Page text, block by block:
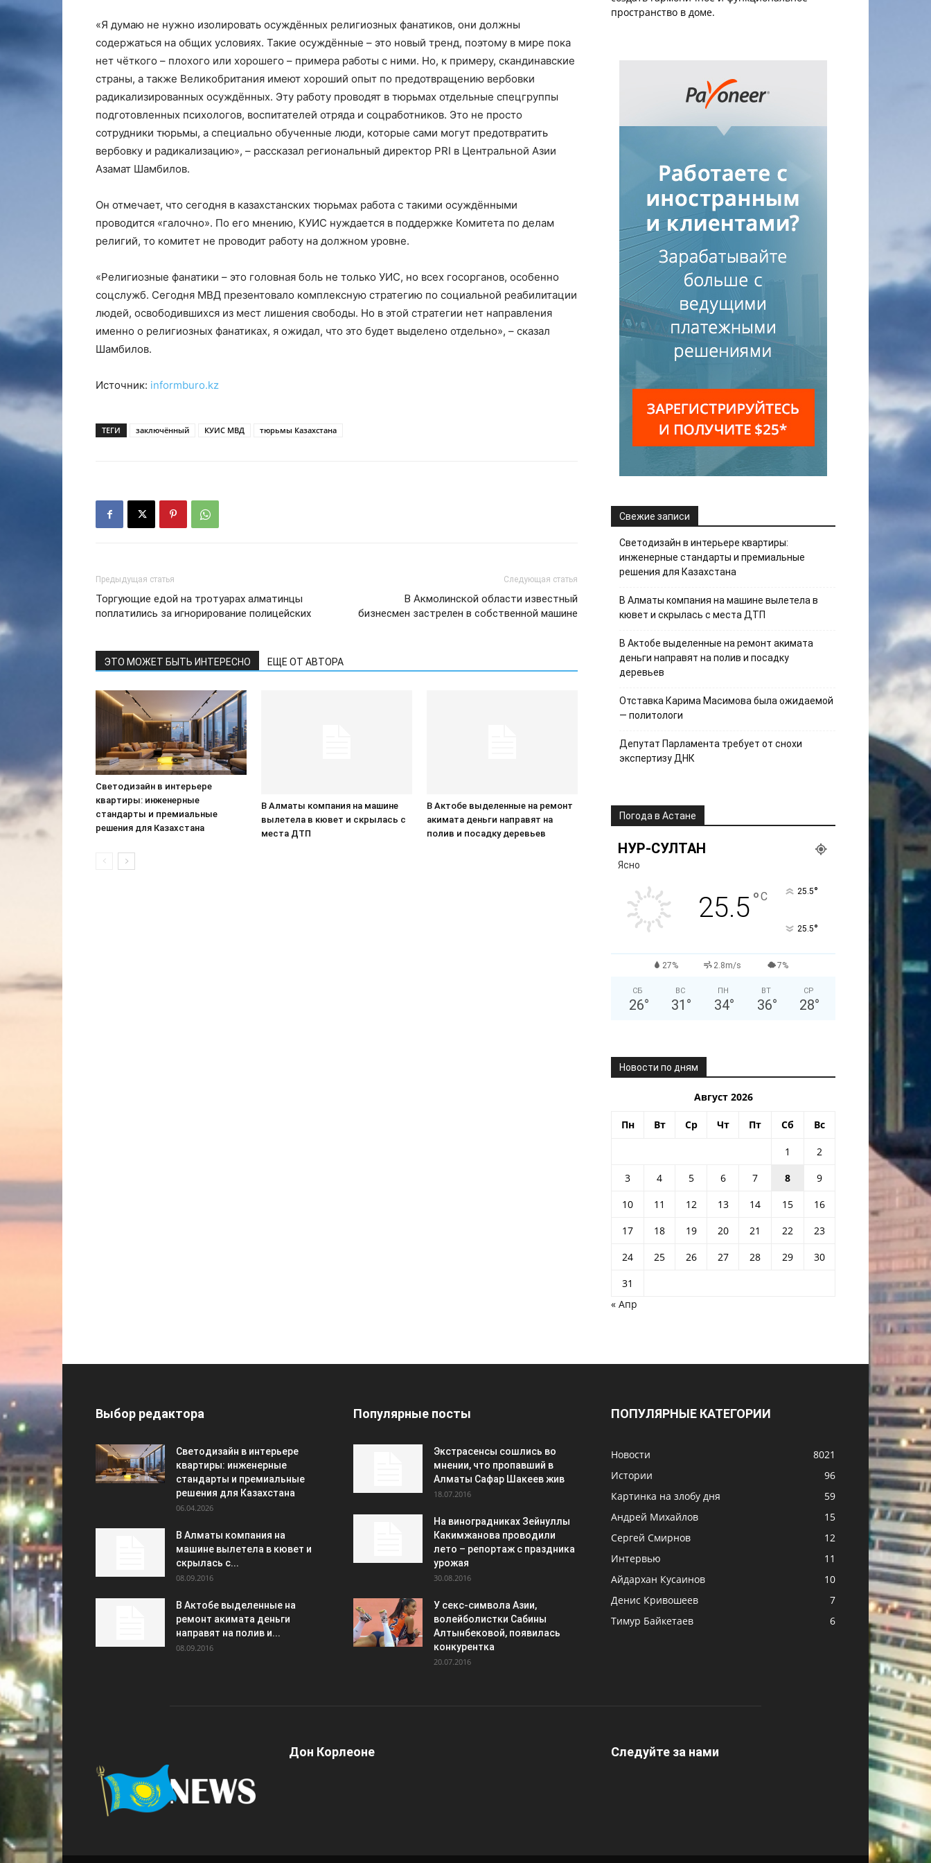
«Я думаю не нужно изолировать осуждённых религиозных фанатиков, они должны
содержаться на общих условиях. Такие осуждённые – это новый тренд, поэтому в мире пока
нет чёткого – плохого или хорошего – примера работы с ними. Но, к примеру, скандинавские
страны, а также Великобритания имеют хороший опыт по предотвращению вербовки
радикализированных осуждённых. Эту работу проводят в тюрьмах отдельные спецгруппы
подготовленных психологов, воспитателей отряда и соцработников. Это не просто
сотрудники тюрьмы, а специально обученные люди, которые сами могут предотвратить
вербовку и радикализацию», – рассказал региональный директор PRI в Центральной Азии
Азамат Шамбилов.
Он отмечает, что сегодня в казахстанских тюрьмах работа с такими осуждёнными
проводится «галочно». По его мнению, КУИС нуждается в поддержке Комитета по делам
религий, то комитет не проводит работу на должном уровне.
«Религиозные фанатики – это головная боль не только УИС, но всех госорганов, особенно
соцслужб. Сегодня МВД презентовало комплексную стратегию по социальной реабилитации
людей, освободившихся из мест лишения свободы. Но в этой стратегии нет направления
именно о религиозных фанатиках, я ожидал, что это будет выделено отдельно», – сказал
Шамбилов.
Источник: informburo.kz
ТЕГИ заключённый КУИС МВД тюрьмы Казахстана
Предыдущая статья
Торгующие едой на тротуарах алматинцы
поплатились за игнорирование полицейских
Следующая статья
В Акмолинской области известный
бизнесмен застрелен в собственной машине
ЭТО МОЖЕТ БЫТЬ ИНТЕРЕСНО ЕЩЕ ОТ АВТОРА
Светодизайн в интерьере
квартиры: инженерные
стандарты и премиальные
решения для Казахстана
В Алматы компания на машине
вылетела в кювет и скрылась с
места ДТП
В Актобе выделенные на ремонт
акимата деньги направят на
полив и посадку деревьев
пространство в доме.
Свежие записи
Светодизайн в интерьере квартиры:
инженерные стандарты и премиальные
решения для Казахстана
В Алматы компания на машине вылетела в
кювет и скрылась с места ДТП
В Актобе выделенные на ремонт акимата
деньги направят на полив и посадку
деревьев
Отставка Карима Масимова была ожидаемой
— политологи
Депутат Парламента требует от снохи
экспертизу ДНК
Погода в Астане
НУР-СУЛТАН
Ясно
25.5°C 25.5°
25.5°
27% 2.8m/s 7%
СБ
26°
ВС
31 °
ПН
34°
ВТ
36°
СР
28°
Новости по дням
Август 2026
Пн Вт Ср Чт Пт Сб Вс
1
2
3
4 5 6 7 8
9
10
11 12 13 14 15
16
17
18 19 20 21 22
23
24
25 26 27 28 29
30
31
« Апр
Выбор редактора
Светодизайн в интерьере
квартиры: инженерные
стандарты и премиальные
решения для Казахстана
06.04.2026
В Алматы компания на
машине вылетела в кювет и
скрылась с...
08.09.2016
В Актобе выделенные на
ремонт акимата деньги
направят на полив и...
08.09.2016
Популярные посты
Экстрасенсы сошлись во
мнении, что пропавший в
Алматы Сафар Шакеев жив
18.07.2016
На виноградниках Зейнуллы
Какимжанова проводили
лето – репортаж с праздника
урожая
30.08.2016
У секс-символа Азии,
волейболистки Сабины
Алтынбековой, появилась
конкурентка
20.07.2016
ПОПУЛЯРНЫЕ КАТЕГОРИИ
Новости
8021
Истории
96
Картинка на злобу дня
59
Андрей Михайлов
15
Сергей Смирнов
12
Интервью
11
Айдархан Кусаинов
10
Денис Кривошеев
7
Тимур Байкетаев
6
Дон Корлеоне Следуйте за нами